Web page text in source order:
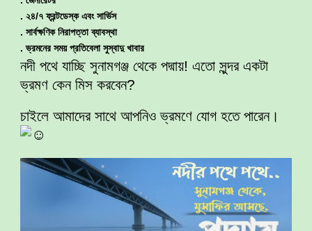
. ২৪/৭ ফ্রন্টডেস্ক এবং সার্ভিস
. সার্বক্ষণিক নিরাপত্তা ব্যাবস্থা
. ভ্রমনের সময় প্রতিবেলা সুস্বাদু খাবার
নদী পথে যাচ্ছি সুনামগঞ্জ থেকে পদ্মায়! এতো সুন্দর একটা
ভ্রমণ কেন মিস করবেন?
চাইলে আমাদের সাথে আপনিও ভ্রমণে যোগ হতে পারেন।